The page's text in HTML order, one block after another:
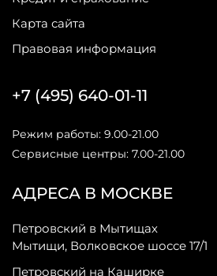
Карта сайта
Правовая информация
АДРЕСА В МОСКВЕ
Петровский в Мытищах
Мытищи, Волковское шоссе 17/1
Петровский на Каширке
+7 (495) 640-01-11
Режим работы: 9.00-21.00
Сервисные центры: 7.00-21.00